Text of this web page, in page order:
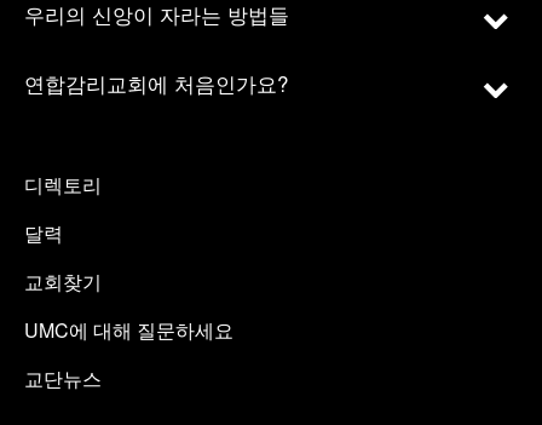
우리의 신앙이 자라는 방법들
연합감리교회에 처음인가요?
디렉토리
달력
교회찾기
UMC에 대해 질문하세요
교단뉴스